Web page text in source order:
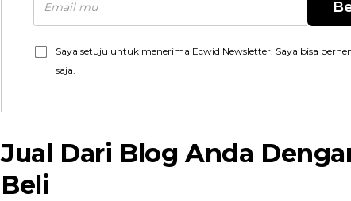
Saya setuju untuk menerima Ecwid Newsletter. Saya bisa
saja.
Jual Dari Blog Anda
Beli